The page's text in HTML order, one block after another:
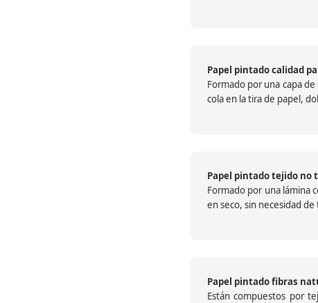
Papel pintado calidad
Formado por una capa
cola en la tira de papel,
Papel pintado tejido no
Formado por una lámina
en seco, sin necesidad
Papel pintado fibras
Están compuestos por